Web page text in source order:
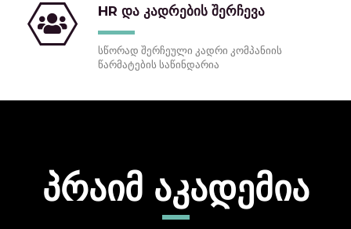
HR და კადრების შერჩევა
სწორად შერჩეული კადრი კომპანიის
წარმატების საწინდარია
პრაიმ აკადემია